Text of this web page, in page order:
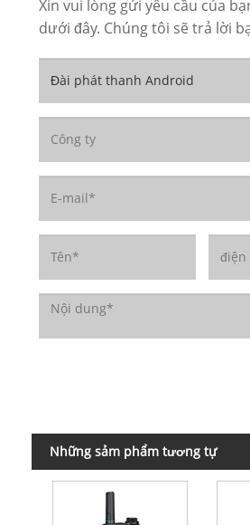
Xin vui lòng gửi yêu cầu của
dưới đây. Chúng tôi sẽ trả lời
Những sảm phẩm tương tự